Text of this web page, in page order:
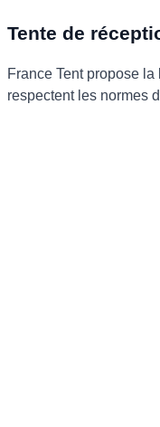
Tente de
France Tent propose
respectent les normes